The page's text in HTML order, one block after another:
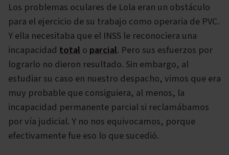
Los problemas oculares de Lola eran un obstáculo
para el ejercicio de su trabajo como operaria de PVC.
Y ella necesitaba que el INSS le reconociera una
incapacidad total o parcial. Pero sus esfuerzos por
lograrlo no dieron resultado. Sin embargo, al
estudiar su caso en nuestro despacho, vimos que era
muy probable que consiguiera, al menos, la
incapacidad permanente parcial si reclamábamos
por vía judicial. Y no nos equivocamos, porque
efectivamente fue eso lo que sucedió.